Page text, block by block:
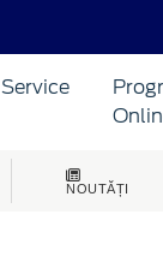
Service
NOUTĂȚI